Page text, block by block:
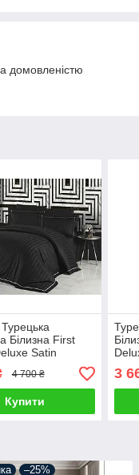
домовленістю
Білизна First
Satin
Line Black
(2 шт)
4 700 ₴
Купити
3
–25%